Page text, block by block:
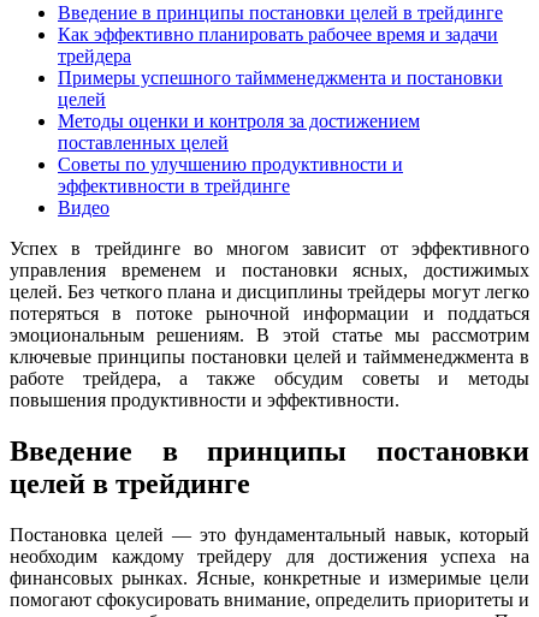
Введение в принципы постановки целей в трейдинге
Как эффективно планировать рабочее время и задачи
трейдера
Примеры успешного таймменеджмента и постановки
целей
Методы оценки и контроля за достижением
поставленных целей
Советы по улучшению продуктивности и
эффективности в трейдинге
Видео
Успех в трейдинге во многом зависит от эффективного
управления временем и постановки ясных, достижимых
целей. Без четкого плана и дисциплины трейдеры могут легко
потеряться в потоке рыночной информации и поддаться
эмоциональным решениям. В этой статье мы рассмотрим
ключевые принципы постановки целей и таймменеджмента в
работе трейдера, а также обсудим советы и методы
повышения продуктивности и эффективности.
Введение в принципы постановки
целей в трейдинге
Постановка целей — это фундаментальный навык, который
необходим каждому трейдеру для достижения успеха на
финансовых рынках. Ясные, конкретные и измеримые цели
помогают сфокусировать внимание, определить приоритеты и